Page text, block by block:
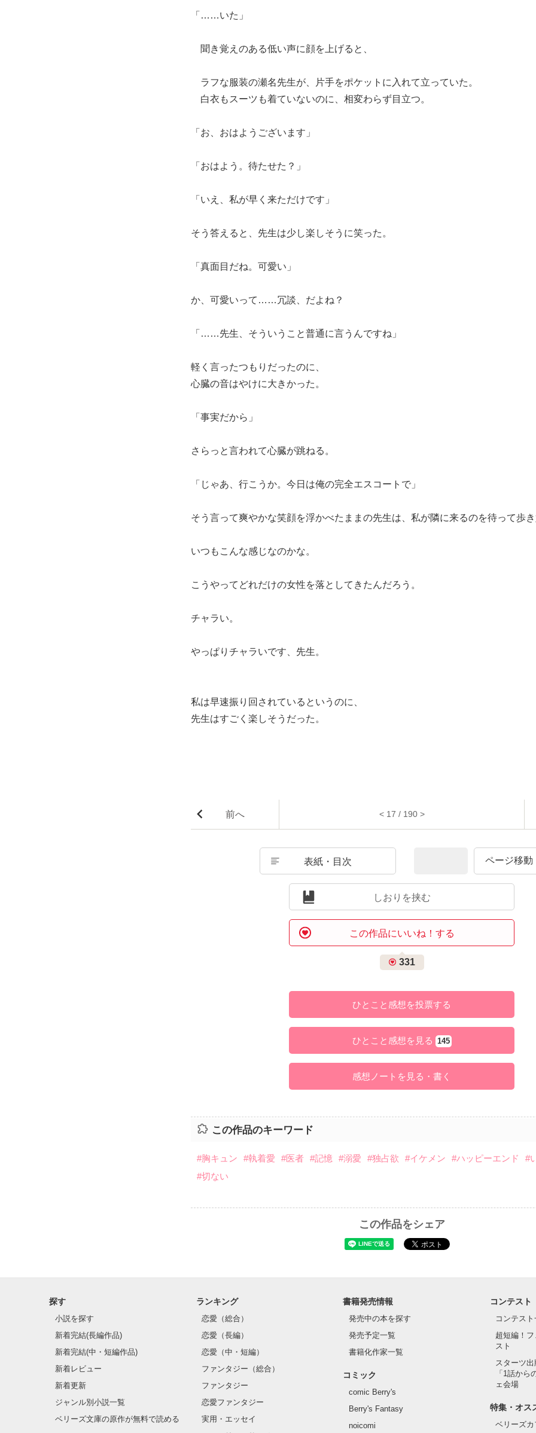
「……いた」
聞き覚えのある低い声に顔を上げると、
ラフな服装の瀬名先生が、片手をポケットに入れて立っていた。
白衣もスーツも着ていないのに、相変わらず目立つ。
「お、おはようございます」
「おはよう。待たせた？」
「いえ、私が早く来ただけです」
そう答えると、先生は少し楽しそうに笑った。
「真面目だね。可愛い」
か、可愛いって……冗談、だよね？
「……先生、そういうこと普通に言うんですね」
軽く言ったつもりだったのに、
心臓の音はやけに大きかった。
「事実だから」
さらっと言われて心臓が跳ねる。
「じゃあ、行こうか。今日は俺の完全エスコートで」
そう言って爽やかな笑顔を浮かべたままの先生は、私が隣に来るのを待って歩
いつもこんな感じなのかな。
こうやってどれだけの女性を落としてきたんだろう。
チャラい。
やっぱりチャラいです、先生。
私は早速振り回されているというのに、
先生はすごく楽しそうだった。
前へ < 17 / 190 >
表紙・目次
しおりを挟む
この作品にいいね！する
331
ひとこと感想を投票する
ひとこと感想を見る 145
感想ノートを見る・書く
この作品のキーワード
#胸キュン #執着愛 #医者 #記憶 #溺愛 #独占欲 #イケメン #ハッピーエンド
#
#切ない
この作品をシェア
探す
小説を探す
新着完結(長編作品)
新着完結(中・短編作品)
新着レビュー
新着更新
ジャンル別小説一覧
ベリーズ文庫の原作が無料で読める
ランキング
恋愛（総合）
恋愛（長編）
恋愛（中・短編）
ファンタジー（総合）
ファンタジー
恋愛ファンタジー
実用・エッセイ
書籍発売情報
発売中の本を探す
発売予定一覧
書籍化作家一覧
コミック
comic Berry's
Berry's Fantasy
noicomi
コンテスト
コンテス
超短編！
スト
スターツ
「1話から
ェ会場
特集・オス
ベリーズ